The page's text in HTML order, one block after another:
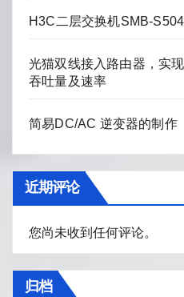
H3C二层交换机SMB-
光猫双线接入路由器，实
吞吐量及速率
简易DC/AC 逆变器的制作
近期评论
您尚未收到任何评论。
归档